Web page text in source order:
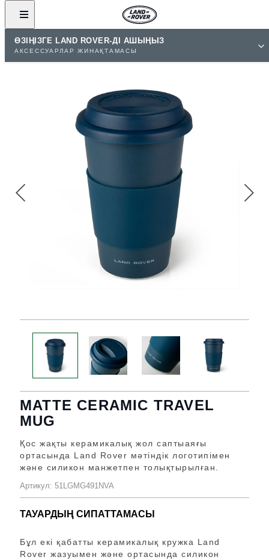
ӨЗІҢІЗГЕ LAND ROVER-ДІ АШЫҢЫЗ
АКСЕССУАРЛАР ЖИНАҚТАМАСЫ
MATTE CERAMIC TRAVEL
MUG
Қос жақты керамикалық жол саптыаяғы
ортасында Land Rover мәтіндік логотипімен
және силикон манжетпен толықтырылған.
Артикул: 51LGMG491NVA
ТАУАРДЫҢ СИПАТТАМАСЫ
Бұл екі қабатты керамикалық кружка Land
Rover жазуымен және ортасында силикон